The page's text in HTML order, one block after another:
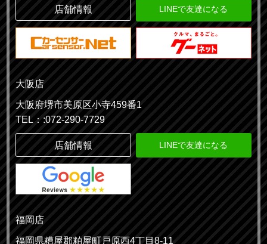
店舗情報 LINEで友達になる
大阪店
大阪府堺市美原区小寺459番1
TEL：:072-290-7729
店舗情報 LINEで友達になる
福岡店
福岡県糟屋郡粕屋町戸原西4丁目8-11